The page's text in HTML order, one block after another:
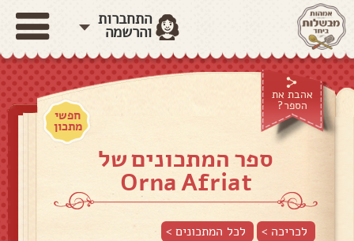
התחברות
והרשמה
אהבת את
הספר?
חפשי
מתכון
ספר המתכונים של
Orna Afriat
לכריכה > לכל המתכונים >